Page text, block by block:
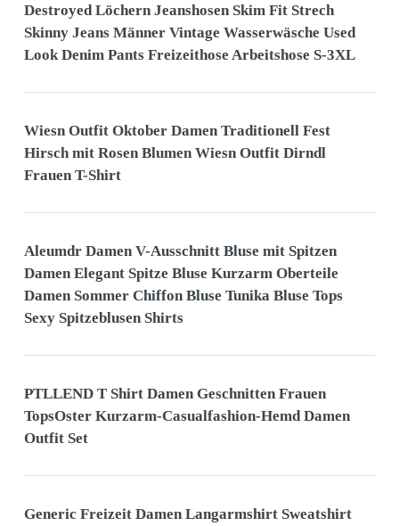
Destroyed Löchern Jeanshosen Skim Fit Strech
Skinny Jeans Männer Vintage Wasserwäsche Used
Look Denim Pants Freizeithose Arbeitshose S-3XL
Wiesn Outfit Oktober Damen Traditionell Fest
Hirsch mit Rosen Blumen Wiesn Outfit Dirndl
Frauen T-Shirt
Aleumdr Damen V-Ausschnitt Bluse mit Spitzen
Damen Elegant Spitze Bluse Kurzarm Oberteile
Damen Sommer Chiffon Bluse Tunika Bluse Tops
Sexy Spitzeblusen Shirts
PTLLEND T Shirt Damen Geschnitten Frauen
TopsOster Kurzarm-Casualfashion-Hemd Damen
Outfit Set
Generic Freizeit Damen Langarmshirt Sweatshirt